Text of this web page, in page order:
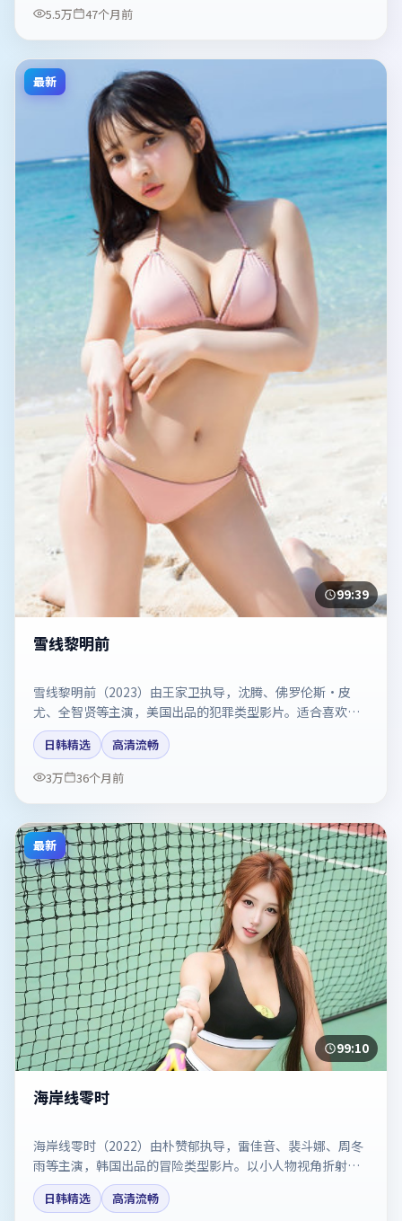
5.5万
47个月前
最新
99:39
雪线黎明前
雪线黎明前（2023）由王家卫执导，沈腾、佛罗伦斯·皮
尤、全智贤等主演，美国出品的犯罪类型影片。适合喜欢强
情节与反转的观众。剧情简介与主创信息可供检索参考，上
映日期以片方资料为准。
日韩精选
高清流畅
3万
36个月前
最新
99:10
海岸线零时
海岸线零时（2022）由朴赞郁执导，雷佳音、裴斗娜、周冬
雨等主演，韩国出品的冒险类型影片。以小人物视角折射时
代切片。剧情简介与主创信息可供检索参考，上映日期以片
方资料为准。
日韩精选
高清流畅